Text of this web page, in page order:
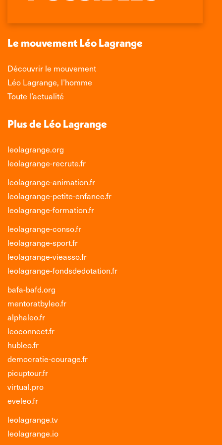
une
fenêtre
une
fenêtre
une
fenêtre
une
nouvelle
fenêtre
Le mouvement Léo Lagrange
Découvrir le mouvement
Léo Lagrange, l’homme
Toute l’actualité
Plus de Léo Lagrange
leolagrange.org
leolagrange-recrute.fr
leolagrange-animation.fr
leolagrange-petite-enfance.fr
leolagrange-formation.fr
leolagrange-conso.fr
leolagrange-sport.fr
leolagrange-vieasso.fr
leolagrange-fondsdedotation.fr
bafa-bafd.org
mentoratbyleo.fr
alphaleo.fr
leoconnect.fr
hubleo.fr
democratie-courage.fr
picuptour.fr
virtual.pro
eveleo.fr
leolagrange.tv
leolagrange.io